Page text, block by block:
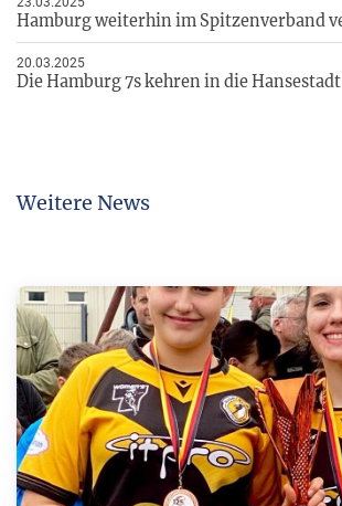
Hamburg weiterhin im Spitzenverband
20.03.2025
Die Hamburg 7s kehren in die
Weitere News